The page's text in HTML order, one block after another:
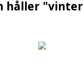
håller